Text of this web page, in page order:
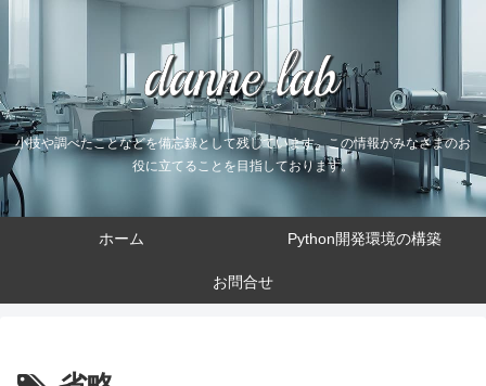
小技や調べたことなどを備忘録として残しています。この情報がみなさまのお
役に立てることを目指しております。
ホーム Python開発環境の構築
お問合せ